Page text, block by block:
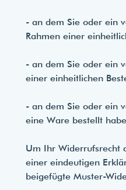
- an dem Sie oder ein
Rahmen einer
- an dem Sie oder ein
einer einheitlichen
- an dem Sie oder ein
eine Ware bestellt
Um Ihr Widerrufsrecht
einer eindeutigen
beigefügte Muster-